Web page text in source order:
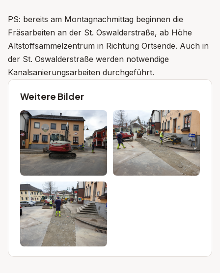
PS: bereits am Montagnachmittag beginnen die
Fräsarbeiten an der St. Oswalderstraße, ab Höhe
Altstoffsammelzentrum in Richtung Ortsende. Auch in
der St. Oswalderstraße werden notwendige
Kanalsanierungsarbeiten durchgeführt.
Weitere Bilder